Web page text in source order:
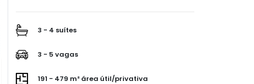
3 - 4 suítes
3 - 5 vagas
191 - 479 m² área útil/privativa